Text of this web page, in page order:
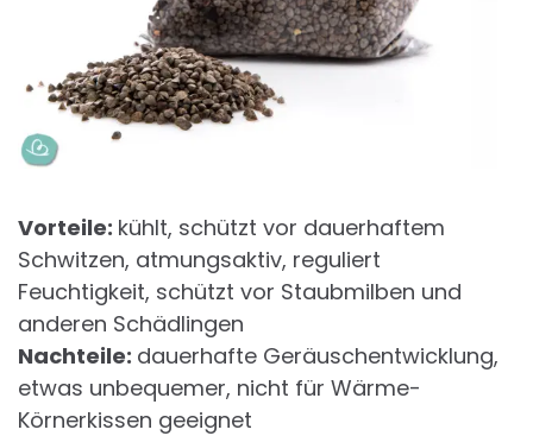
Vorteile: kühlt, schützt vor dauerhaftem
Schwitzen, atmungsaktiv, reguliert
Feuchtigkeit, schützt vor Staubmilben und
anderen Schädlingen
Nachteile: dauerhafte Geräuschentwicklung,
etwas unbequemer, nicht für Wärme-
Körnerkissen geeignet